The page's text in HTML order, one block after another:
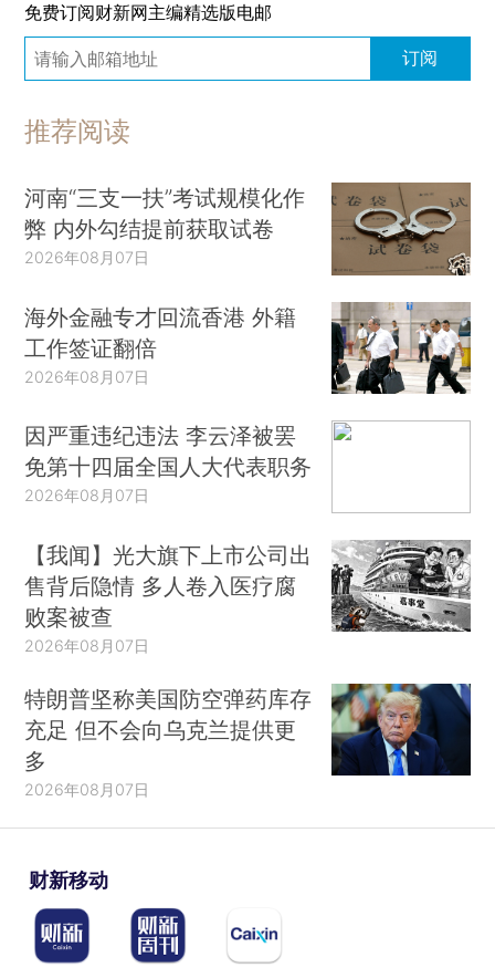
免费订阅财新网主编精选版电邮
订阅
推荐阅读
河南“三支一扶”考试规模化作
弊 内外勾结提前获取试卷
2026年08月07日
海外金融专才回流香港 外籍
工作签证翻倍
2026年08月07日
因严重违纪违法 李云泽被罢
免第十四届全国人大代表职务
2026年08月07日
【我闻】光大旗下上市公司出
售背后隐情 多人卷入医疗腐
败案被查
2026年08月07日
特朗普坚称美国防空弹药库存
充足 但不会向乌克兰提供更
多
2026年08月07日
财新移动